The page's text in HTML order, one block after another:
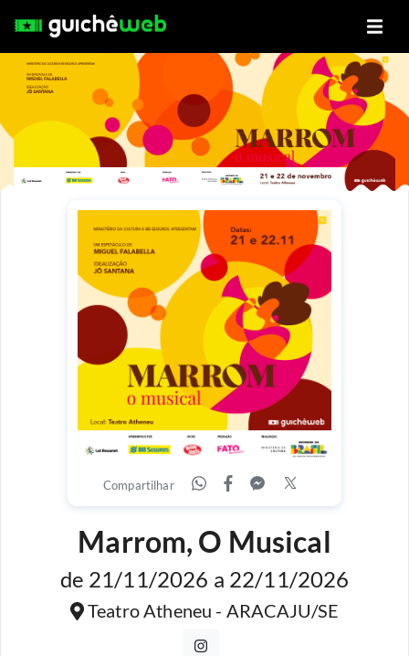
Compartilhar
Marrom, O Musical
de 21/11/2026 a 22/11/2026
Teatro Atheneu - ARACAJU/SE